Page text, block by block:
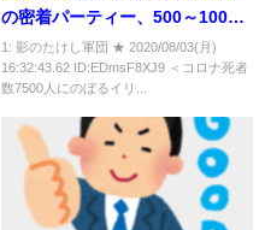
の密着パーティー、500～1000
人が参加、お祭り騒ぎ・・・警
察も手出しできず
1: 影のたけし軍団 ★ 2020/08/03(月)
16:32:43.62 ID:EDmsF8XJ9 ＜コロナ死者
数7500人にのぼるイリ...